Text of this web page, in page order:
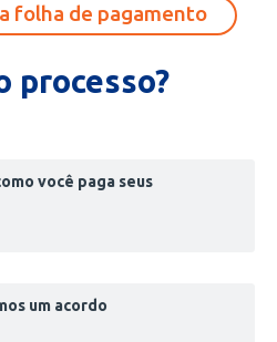
folha de pagamento
processo?
você paga seus
um acordo